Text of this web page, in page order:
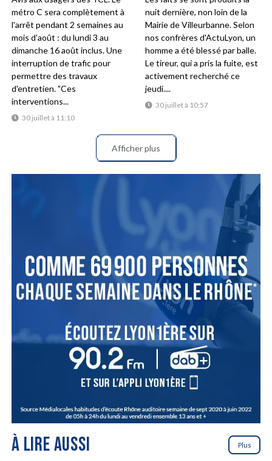
30 juillet à 11:10
métro C sera complètement à
l'arrêt pendant 2 semaines au
mois d'août : du lundi 3 au
dimanche 16 août inclus. Une
interruption de trafic pour
permettre des travaux
d'entretien. "Ces
interventions...
30 juillet à 10:57
nuit dernière, non loin de la
Mairie de Villeurbanne. Selon
nos confrères d'ActuLyon, un
homme a été blessé par balle.
Le tireur, qui a pris la fuite, est
activement recherché ce
jeudi....
Afficher plus
À LIRE AUSSI Plus